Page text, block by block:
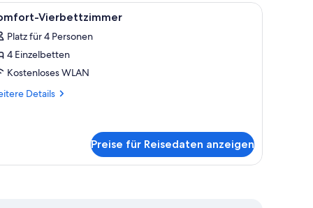
und einem Stuhl. Ein Schlafzimmer im Loft-Stil mit einer
7 Vierbettzimmer
Platz für 4 Personen
4 Einzelbetten
Kostenloses WLAN
Details
Preise für Reisedaten anzeigen